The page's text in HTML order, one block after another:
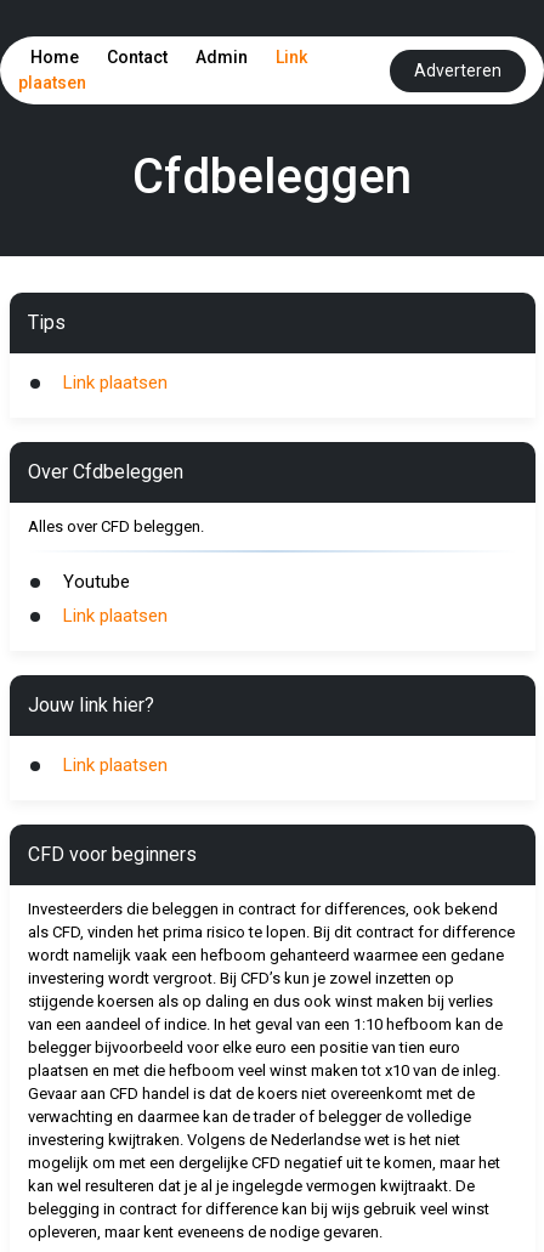
Home Contact Admin
Link
plaatsen
Adverteren
Cfdbeleggen
Tips
Link plaatsen
Over Cfdbeleggen
Alles over CFD beleggen.
Youtube
Link plaatsen
Jouw link hier?
Link plaatsen
CFD voor beginners
Investeerders die beleggen in contract for differences, ook bekend
als CFD, vinden het prima risico te lopen. Bij dit contract for difference
wordt namelijk vaak een hefboom gehanteerd waarmee een gedane
investering wordt vergroot. Bij CFD’s kun je zowel inzetten op
stijgende koersen als op daling en dus ook winst maken bij verlies
van een aandeel of indice. In het geval van een 1:10 hefboom kan de
belegger bijvoorbeeld voor elke euro een positie van tien euro
plaatsen en met die hefboom veel winst maken tot x10 van de inleg.
Gevaar aan CFD handel is dat de koers niet overeenkomt met de
verwachting en daarmee kan de trader of belegger de volledige
investering kwijtraken. Volgens de Nederlandse wet is het niet
mogelijk om met een dergelijke CFD negatief uit te komen, maar het
kan wel resulteren dat je al je ingelegde vermogen kwijtraakt. De
belegging in contract for difference kan bij wijs gebruik veel winst
opleveren, maar kent eveneens de nodige gevaren.